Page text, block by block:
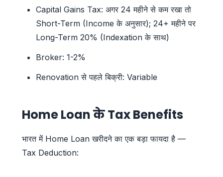
Capital Gains Tax: अगर 24 महीने से कम रखा तो
Short-Term (Income के अनुसार); 24+ महीने पर
Long-Term 20% (Indexation के साथ)
Broker: 1-2%
Renovation से पहले बिक्री: Variable
Home Loan के Tax Benefits
भारत में Home Loan खरीदने का एक बड़ा फायदा है —
Tax Deduction: